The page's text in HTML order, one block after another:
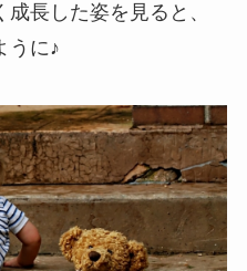
長した姿を見ると、
うに♪